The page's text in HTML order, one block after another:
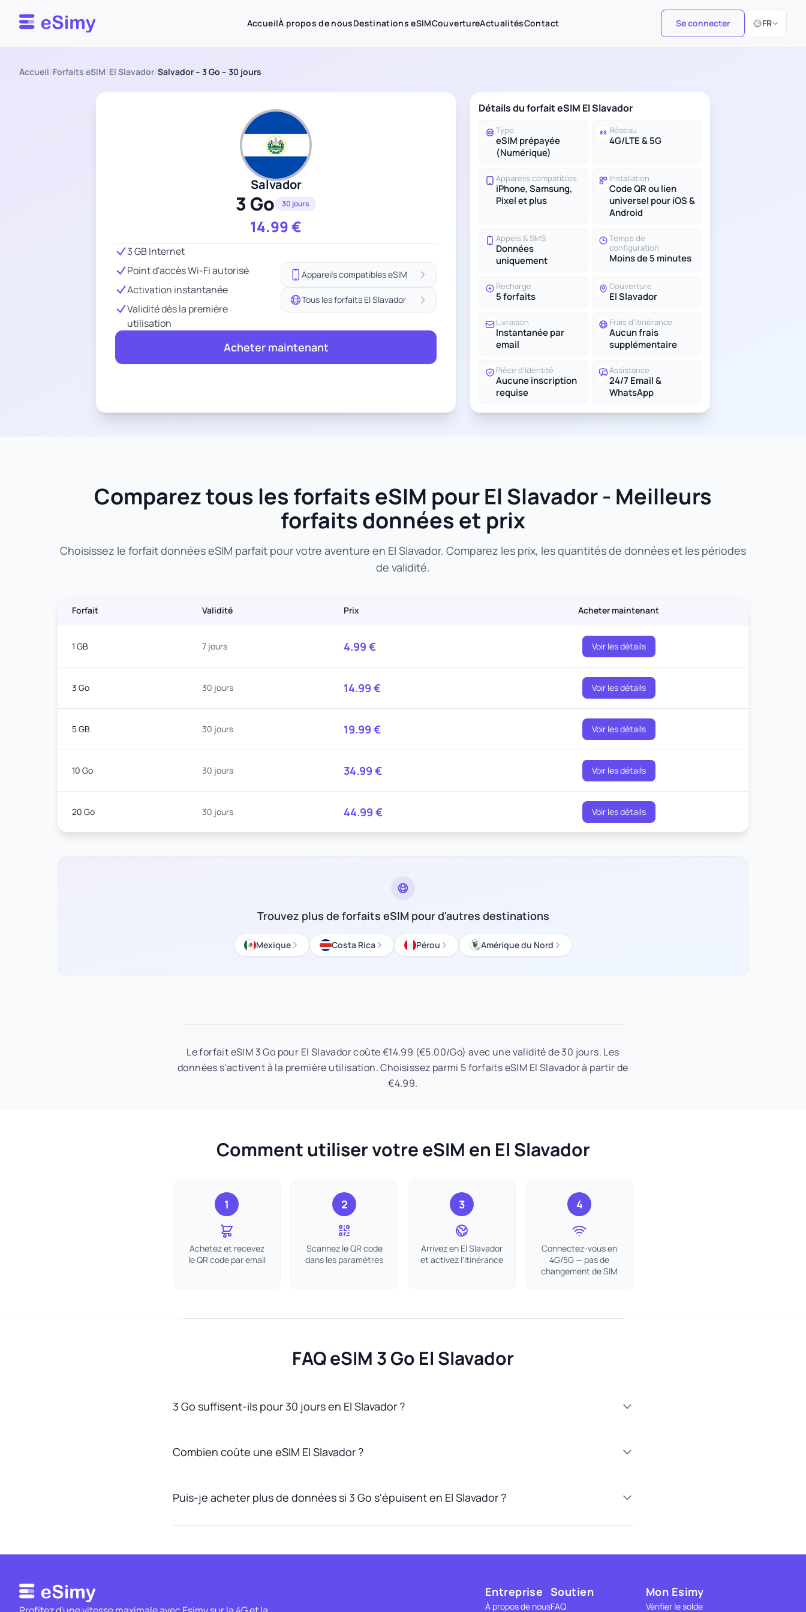
Esimy AccueilÀ propos de nousDestinations eSIMCouvertureActualitésContact Se connecter FR
Sélectionner
Accueil/Forfaits eSIM/El Slavador/Salvador – 3 Go – 30 jours
Salvador
3 Go 30 jours
14.99€
3 GB Internet
Point d'accès Wi-Fi autorisé
Activation instantanée
Validité dès la première
utilisation
Appareils compatibles eSIM
Tous les forfaits El Slavador
Acheter maintenant
Détails du forfait eSIM El Slavador
Type
eSIM prépayée
(Numérique)
Réseau
4G/LTE & 5G
Appareils compatibles
iPhone, Samsung,
Pixel et plus
Installation
Code QR ou lien
universel pour iOS &
Android
Appels & SMS
Données
uniquement
Temps de
configuration
Moins de 5 minutes
Recharge
5 forfaits
Couverture
El Slavador
Livraison
Instantanée par
email
Frais d'itinérance
Aucun frais
supplémentaire
Pièce d'identité
Aucune inscription
requise
Assistance
24/7 Email &
WhatsApp
Comparez tous les forfaits eSIM pour El Slavador - Meilleurs
forfaits données et prix
Choisissez le forfait données eSIM parfait pour votre aventure en El Slavador. Comparez les prix, les quantités de données et les périodes
de validité.
Forfait Validité Prix Acheter maintenant
1 GB 7 jours 4.99 € Voir les détails
3 Go 30 jours 14.99 € Voir les détails
5 GB 30 jours 19.99 € Voir les détails
10 Go 30 jours 34.99 € Voir les détails
20 Go 30 jours 44.99 € Voir les détails
Trouvez plus de forfaits eSIM pour d'autres destinations
Mexique Costa Rica Pérou Amérique du Nord
Le forfait eSIM 3 Go pour El Slavador coûte €14.99 (€5.00/Go) avec une validité de 30 jours. Les
données s'activent à la première utilisation. Choisissez parmi 5 forfaits eSIM El Slavador à partir de
€4.99.
Comment utiliser votre eSIM en El Slavador
1
Achetez et recevez
le QR code par email
2
Scannez le QR code
dans les paramètres
3
Arrivez en El Slavador
et activez l'itinérance
4
Connectez-vous en
4G/5G — pas de
changement de SIM
FAQ eSIM 3 Go El Slavador
3 Go suffisent-ils pour 30 jours en El Slavador ?
Combien coûte une eSIM El Slavador ?
Puis-je acheter plus de données si 3 Go s'épuisent en El Slavador ?
Entreprise
À propos de nous
Soutien
FAQ
Mon Esimy
Vérifier le solde